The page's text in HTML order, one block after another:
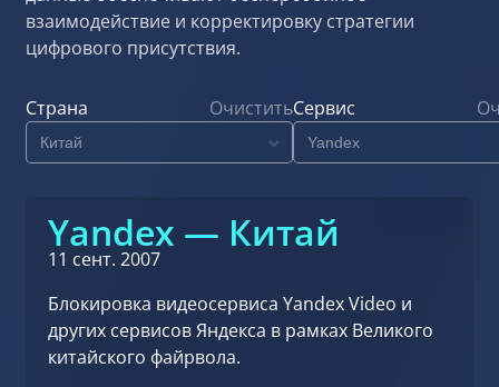
взаимодействие и корректировку стратегии
цифрового присутствия.
Страна ОчиститьСервис
Yandex — Китай
11 сент. 2007
Блокировка видеосервиса Yandex Video и
других сервисов Яндекса в рамках Великого
китайского файрвола.